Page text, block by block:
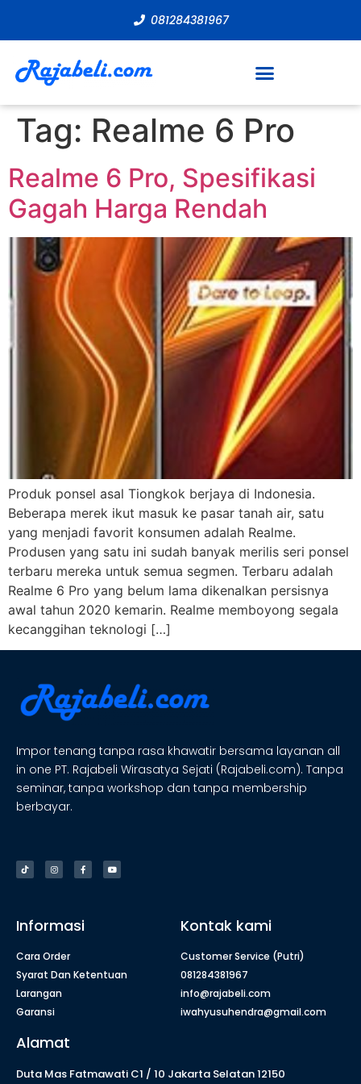
081284381967
Tag: Realme 6 Pro
Realme 6 Pro, Spesifikasi
Gagah Harga Rendah
Produk ponsel asal Tiongkok berjaya di Indonesia.
Beberapa merek ikut masuk ke pasar tanah air, satu
yang menjadi favorit konsumen adalah Realme.
Produsen yang satu ini sudah banyak merilis seri ponsel
terbaru mereka untuk semua segmen. Terbaru adalah
Realme 6 Pro yang belum lama dikenalkan persisnya
awal tahun 2020 kemarin. Realme memboyong segala
kecanggihan teknologi […]
Impor tenang tanpa rasa khawatir bersama layanan all
in one PT. Rajabeli Wirasatya Sejati (Rajabeli.com). Tanpa
seminar, tanpa workshop dan tanpa membership
berbayar.
Informasi
Cara Order
Syarat Dan Ketentuan
Larangan
Garansi
Kontak kami
Customer Service (Putri)
081284381967
info@rajabeli.com
iwahyusuhendra@gmail.com
Alamat
Duta Mas Fatmawati C1 / 10 Jakarta Selatan 12150